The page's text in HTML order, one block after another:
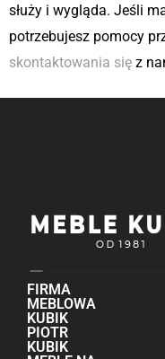
służy i wygląda. Jeśli
potrzebujesz pomocy
skontaktowania się z
FIRMA
MEBLOWA
KUBIK
PIOTR
KUBIK